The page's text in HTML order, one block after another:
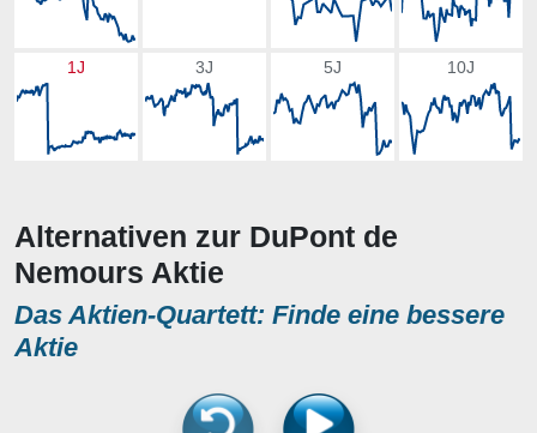
1J 3J 5J 10J
Alternativen zur DuPont de
Nemours Aktie
Das Aktien-Quartett: Finde eine bessere
Aktie